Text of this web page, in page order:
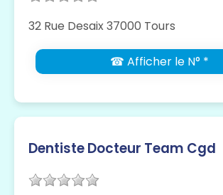
32 Rue Desaix 37000 Tours
☎ Afficher le N° *
Dentiste Docteur Team Cgd